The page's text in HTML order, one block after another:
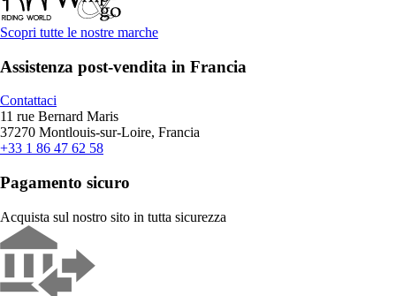
Scopri tutte le nostre marche
Assistenza post-vendita in Francia
Contattaci
11 rue Bernard Maris
37270 Montlouis-sur-Loire, Francia
+33 1 86 47 62 58
Pagamento sicuro
Acquista sul nostro sito in tutta sicurezza